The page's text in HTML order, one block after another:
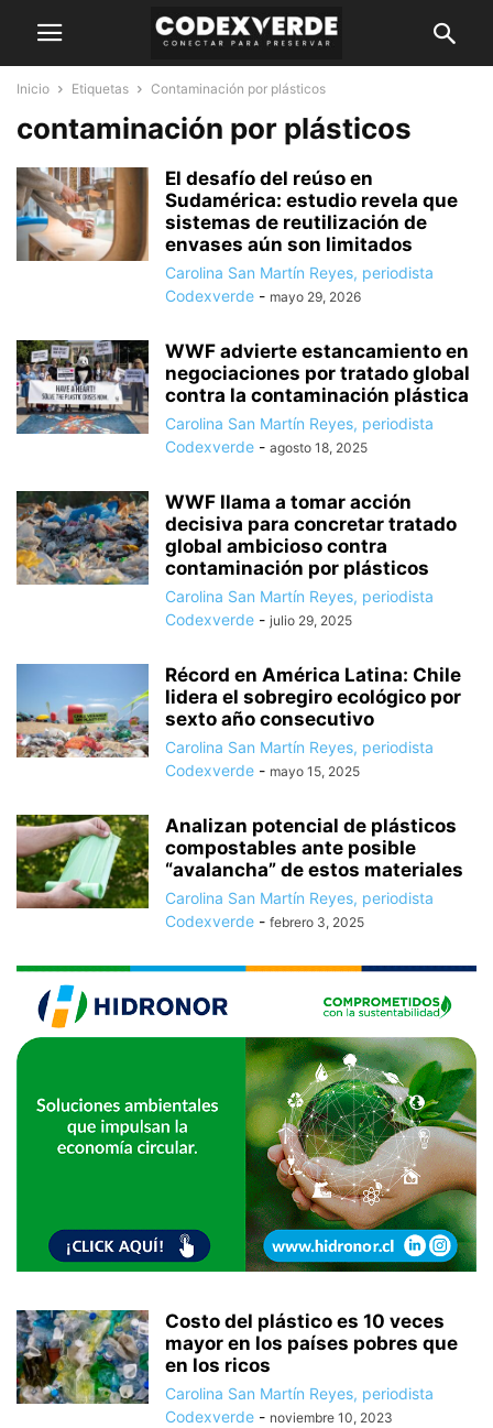
Inicio Etiquetas Contaminación por plásticos
contaminación por plásticos
El desafío del reúso en
Sudamérica: estudio revela que
sistemas de reutilización de
envases aún son limitados
Carolina San Martín Reyes, periodista
Codexverde - mayo 29, 2026
WWF advierte estancamiento en
negociaciones por tratado global
contra la contaminación plástica
Carolina San Martín Reyes, periodista
Codexverde - agosto 18, 2025
WWF llama a tomar acción
decisiva para concretar tratado
global ambicioso contra
contaminación por plásticos
Carolina San Martín Reyes, periodista
Codexverde - julio 29, 2025
Récord en América Latina: Chile
lidera el sobregiro ecológico por
sexto año consecutivo
Carolina San Martín Reyes, periodista
Codexverde - mayo 15, 2025
Analizan potencial de plásticos
compostables ante posible
“avalancha” de estos materiales
Carolina San Martín Reyes, periodista
Codexverde - febrero 3, 2025
Costo del plástico es 10 veces
mayor en los países pobres que
en los ricos
Carolina San Martín Reyes, periodista
Codexverde - noviembre 10, 2023